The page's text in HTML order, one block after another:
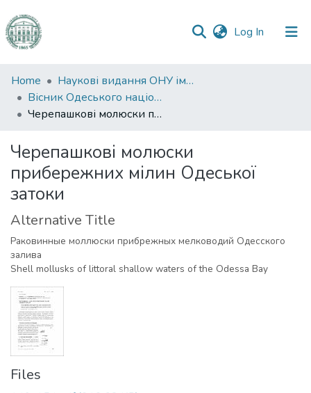
Log In (current)
Communities
&
Collections
Statistics
Home
Наукові видання ОНУ імені І. І. Мечникова
Вісник Одеського національного університету. Біологія
Черепашкові молюски прибережних мілин Одеської затоки
Черепашкові молюски
прибережних мілин Одеської
затоки
Alternative Title
Раковинные моллюски прибрежных мелководий Одесского
залива
Shell mollusks of littoral shallow waters of the Odessa Bay
Files